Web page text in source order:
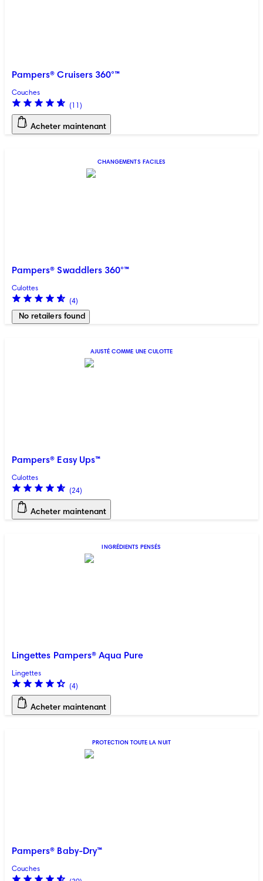
Pampers® Cruisers 360°™
Couches
(
)
Acheter maintenant
CHANGEMENTS FACILES
Pampers® Swaddlers 360°™
Culottes
(4)
No retailers found
AJUSTÉ COMME UNE CULOTTE
Pampers® Easy Ups™
Culottes
(24)
Acheter maintenant
INGRÉDIENTS PENSÉS
Lingettes Pampers® Aqua Pure
Lingettes
(4)
Acheter maintenant
PROTECTION TOUTE LA NUIT
Pampers® Baby-Dry™
Couches